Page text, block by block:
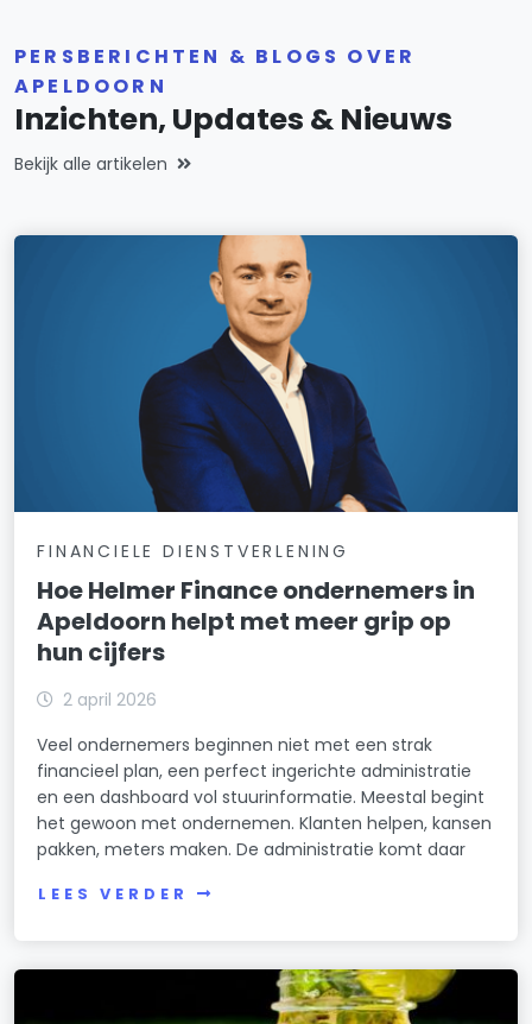
PERSBERICHTEN & BLOGS OVER
APELDOORN
Inzichten, Updates & Nieuws
Bekijk alle artikelen
FINANCIELE DIENSTVERLENING
Hoe Helmer Finance ondernemers in
Apeldoorn helpt met meer grip op
hun cijfers
2 april 2026
Veel ondernemers beginnen niet met een strak
financieel plan, een perfect ingerichte administratie
en een dashboard vol stuurinformatie. Meestal begint
het gewoon met ondernemen. Klanten helpen, kansen
pakken, meters maken. De administratie komt daar
LEES VERDER